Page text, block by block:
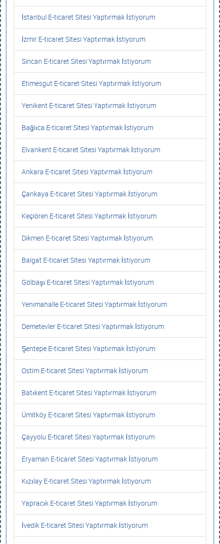
İstanbul E-ticaret Sitesi Yaptırmak İstiyorum
İzmir E-ticaret Sitesi Yaptırmak İstiyorum
Sincan E-ticaret Sitesi Yaptırmak İstiyorum
Etimesgut E-ticaret Sitesi Yaptırmak İstiyorum
Yenikent E-ticaret Sitesi Yaptırmak İstiyorum
Bağlıca E-ticaret Sitesi Yaptırmak İstiyorum
Elvankent E-ticaret Sitesi Yaptırmak İstiyorum
Ankara E-ticaret Sitesi Yaptırmak İstiyorum
Çankaya E-ticaret Sitesi Yaptırmak İstiyorum
Keçiören E-ticaret Sitesi Yaptırmak İstiyorum
Dikmen E-ticaret Sitesi Yaptırmak İstiyorum
Balgat E-ticaret Sitesi Yaptırmak İstiyorum
Gölbaşı E-ticaret Sitesi Yaptırmak İstiyorum
Yenimahalle E-ticaret Sitesi Yaptırmak İstiyorum
Demetevler E-ticaret Sitesi Yaptırmak İstiyorum
Şentepe E-ticaret Sitesi Yaptırmak İstiyorum
Ostim E-ticaret Sitesi Yaptırmak İstiyorum
Batıkent E-ticaret Sitesi Yaptırmak İstiyorum
Ümitköy E-ticaret Sitesi Yaptırmak İstiyorum
Çayyolu E-ticaret Sitesi Yaptırmak İstiyorum
Eryaman E-ticaret Sitesi Yaptırmak İstiyorum
Kızılay E-ticaret Sitesi Yaptırmak İstiyorum
Yapracık E-ticaret Sitesi Yaptırmak İstiyorum
İvedik E-ticaret Sitesi Yaptırmak İstiyorum